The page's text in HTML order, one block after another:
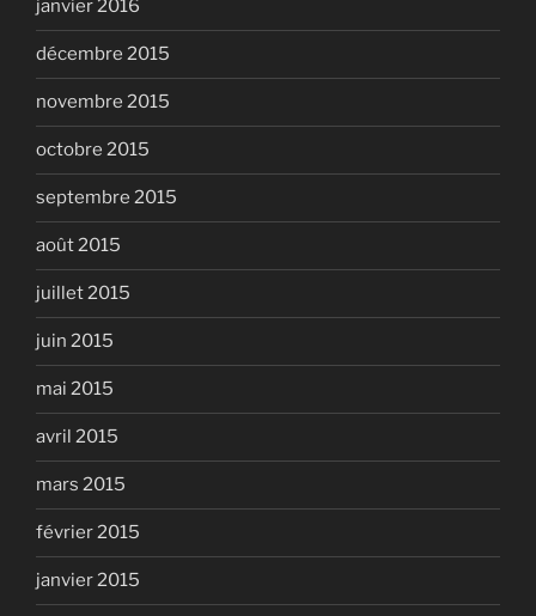
janvier 2016
décembre 2015
novembre 2015
octobre 2015
septembre 2015
août 2015
juillet 2015
juin 2015
mai 2015
avril 2015
mars 2015
février 2015
janvier 2015